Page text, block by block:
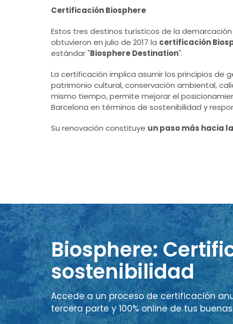
Certificación Biosphere
Estos tres destinos turísticos de la demarcación
obtuvieron en julio de 2017 la certificación
estándar "Biosphere Destination".
La certificación implica asumir los principios de
patrimonio cultural, conservación ambiental,
mismo tiempo, permite mejorar el
Barcelona en términos de sostenibilidad y
Su renovación constituye un paso más hacia
Biosphere:
sostenibilidad
Accede a un proceso de certificación
tercera parte y 100% online de tus